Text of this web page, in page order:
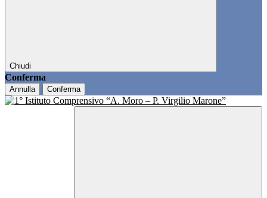
Chiudi
Conferma
Annulla Conferma